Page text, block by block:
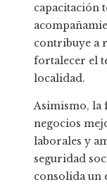
capacitación
contribuye a
fortalecer el
localidad.
Asimismo, la
negocios
laborales y
seguridad
consolida un